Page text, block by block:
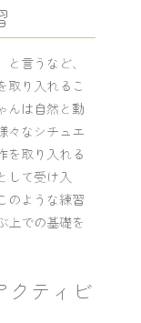
言うなど、
取り入れるこ
んは自然と動
々なシチュエ
を取り入れる
して受け入
のような練習
上での基礎を
クティビ